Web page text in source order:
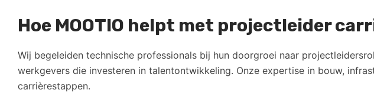
Hoe MOOTIO helpt met projectleider
Wij begeleiden technische professionals bij hun doorgroei naar
werkgevers die investeren in talentontwikkeling. Onze expertise in bouw,
carrièrestappen.